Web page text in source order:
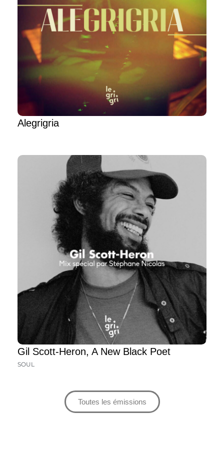
Alegrigria
Gil Scott-Heron, A New Black Poet
SOUL
Toutes les émissions